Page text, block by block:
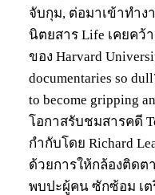
จับกุม, ต่อมาเข้าทำ
นิตยสาร Life เคยคว้า
ของ Harvard
documentaries so
to become gripping
โอกาสรับชมสารคดี
กำกับโดย Richard
ด้วยการให้กล้องติดต
พบปะผู้คน ซักซ้อม เต